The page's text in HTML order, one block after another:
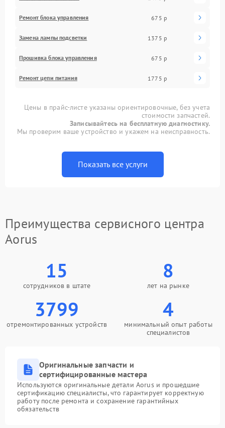
Ремонт блока управления 675 р
Замена лампы подсветки 1375 р
Прошивка блока управления 675 р
Ремонт цепи питания 1775 р
Цены в прайс-листе указаны ориентировочные, без учета
стоимости запчастей.
Записывайтесь на бесплатную диагностику.
Мы проверим ваше устройство и укажем на неисправность.
Показать все услуги
Преимущества сервисного центра
Aorus
15
сотрудников в штате
8
лет на рынке
3799
отремонтированных устройств
4
минимальный опыт работы
специалистов
Оригинальные запчасти и
сертифицированные мастера
Используются оригинальные детали Aorus и прошедшие
сертификацию специалисты, что гарантирует корректную
работу после ремонта и сохранение гарантийных
обязательств